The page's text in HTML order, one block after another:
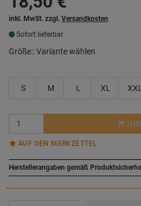
inkl. MwSt. zzgl. Versandkosten
Sofort lieferbar
Größe::Variante wählen
S M L XL XXL
AUF DEN MERKZETTEL
Herstellerangaben gemäß